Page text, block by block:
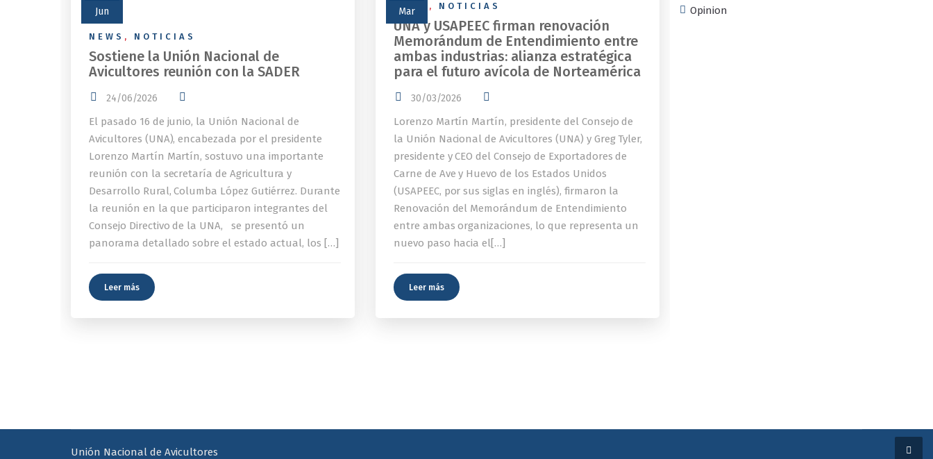
Jun
NEWS , NOTICIAS
Sostiene la Unión Nacional de
Avicultores reunión con la SADER
24/06/2026
El pasado 16 de junio, la Unión Nacional de
Avicultores (UNA), encabezada por el presidente
Lorenzo Martín Martín, sostuvo una importante
reunión con la secretaría de Agricultura y
Desarrollo Rural, Columba López Gutiérrez. Durante
la reunión en la que participaron integrantes del
Consejo Directivo de la UNA, se presentó un
panorama detallado sobre el estado actual, los […]
Leer más
Mar
NEWS , NOTICIAS
UNA y USAPEEC firman renovación
Memorándum de Entendimiento entre
ambas industrias: alianza estratégica
para el futuro avícola de Norteamérica
30/03/2026
Lorenzo Martín Martín, presidente del Consejo de
la Unión Nacional de Avicultores (UNA) y Greg Tyler,
presidente y CEO del Consejo de Exportadores de
Carne de Ave y Huevo de los Estados Unidos
(USAPEEC, por sus siglas en inglés), firmaron la
Renovación del Memorándum de Entendimiento
entre ambas organizaciones, lo que representa un
nuevo paso hacia el[…]
Leer más
Opinion
Unión Nacional de Avicultores